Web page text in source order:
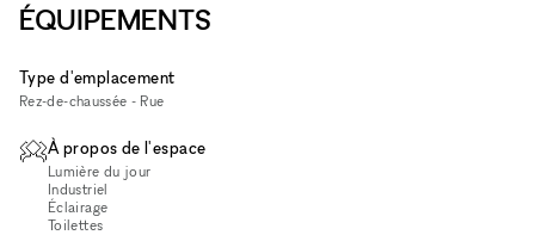
ÉQUIPEMENTS
Type d'emplacement
Rez-de-chaussée - Rue
À propos de l'espace
Lumière du jour
Industriel
Éclairage
Toilettes